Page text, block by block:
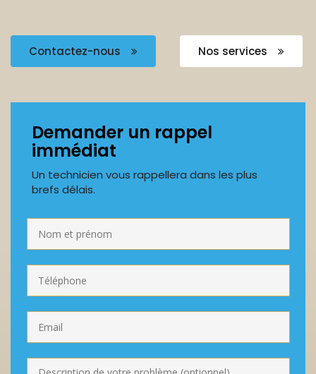
Contactez-nous Nos services
Demander un rappel
immédiat
Un technicien vous rappellera dans les plus
brefs délais.